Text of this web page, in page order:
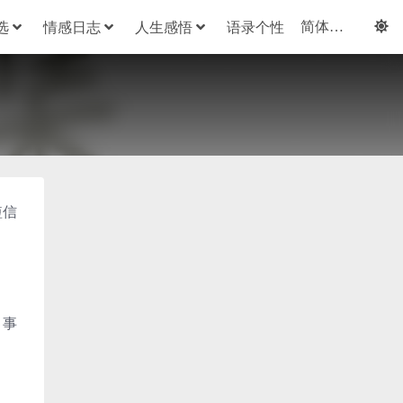
情感日志 人生感悟 语录个性